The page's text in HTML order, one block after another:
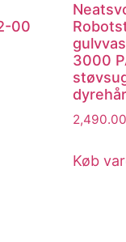
00
3000
2,490.00
Køb